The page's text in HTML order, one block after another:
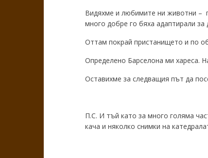
Видяхме и любимите ни животни –
много добре го бяха адаптирали за
Оттам покрай пристанището и по
Определено Барселона ми хареса.
Оставихме за следващия път да
П.С. И тъй като за много голяма
кача и няколко снимки на